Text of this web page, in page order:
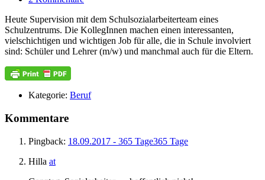
Heute Supervision mit dem Schulsozialarbeiterteam eines
Schulzentrums. Die KollegInnen machen einen interessanten,
vielschichtigen und wichtigen Job für alle, die in Schule involviert
sind: Schüler und Lehrer (m/w) und manchmal auch für die Eltern.
Kategorie: Beruf
Kommentare
Pingback: 18.09.2017 - 365 Tage365 Tage
Hilla at